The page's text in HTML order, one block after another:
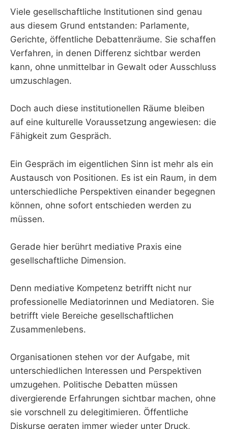
Viele gesellschaftliche Institutionen sind genau
aus diesem Grund entstanden: Parlamente,
Gerichte, öffentliche Debattenräume. Sie schaffen
Verfahren, in denen Differenz sichtbar werden
kann, ohne unmittelbar in Gewalt oder Ausschluss
umzuschlagen.
Doch auch diese institutionellen Räume bleiben
auf eine kulturelle Voraussetzung angewiesen: die
Fähigkeit zum Gespräch.
Ein Gespräch im eigentlichen Sinn ist mehr als ein
Austausch von Positionen. Es ist ein Raum, in dem
unterschiedliche Perspektiven einander begegnen
können, ohne sofort entschieden werden zu
müssen.
Gerade hier berührt mediative Praxis eine
gesellschaftliche Dimension.
Denn mediative Kompetenz betrifft nicht nur
professionelle Mediatorinnen und Mediatoren. Sie
betrifft viele Bereiche gesellschaftlichen
Zusammenlebens.
Organisationen stehen vor der Aufgabe, mit
unterschiedlichen Interessen und Perspektiven
umzugehen. Politische Debatten müssen
divergierende Erfahrungen sichtbar machen, ohne
sie vorschnell zu delegitimieren. Öffentliche
Diskurse geraten immer wieder unter Druck,